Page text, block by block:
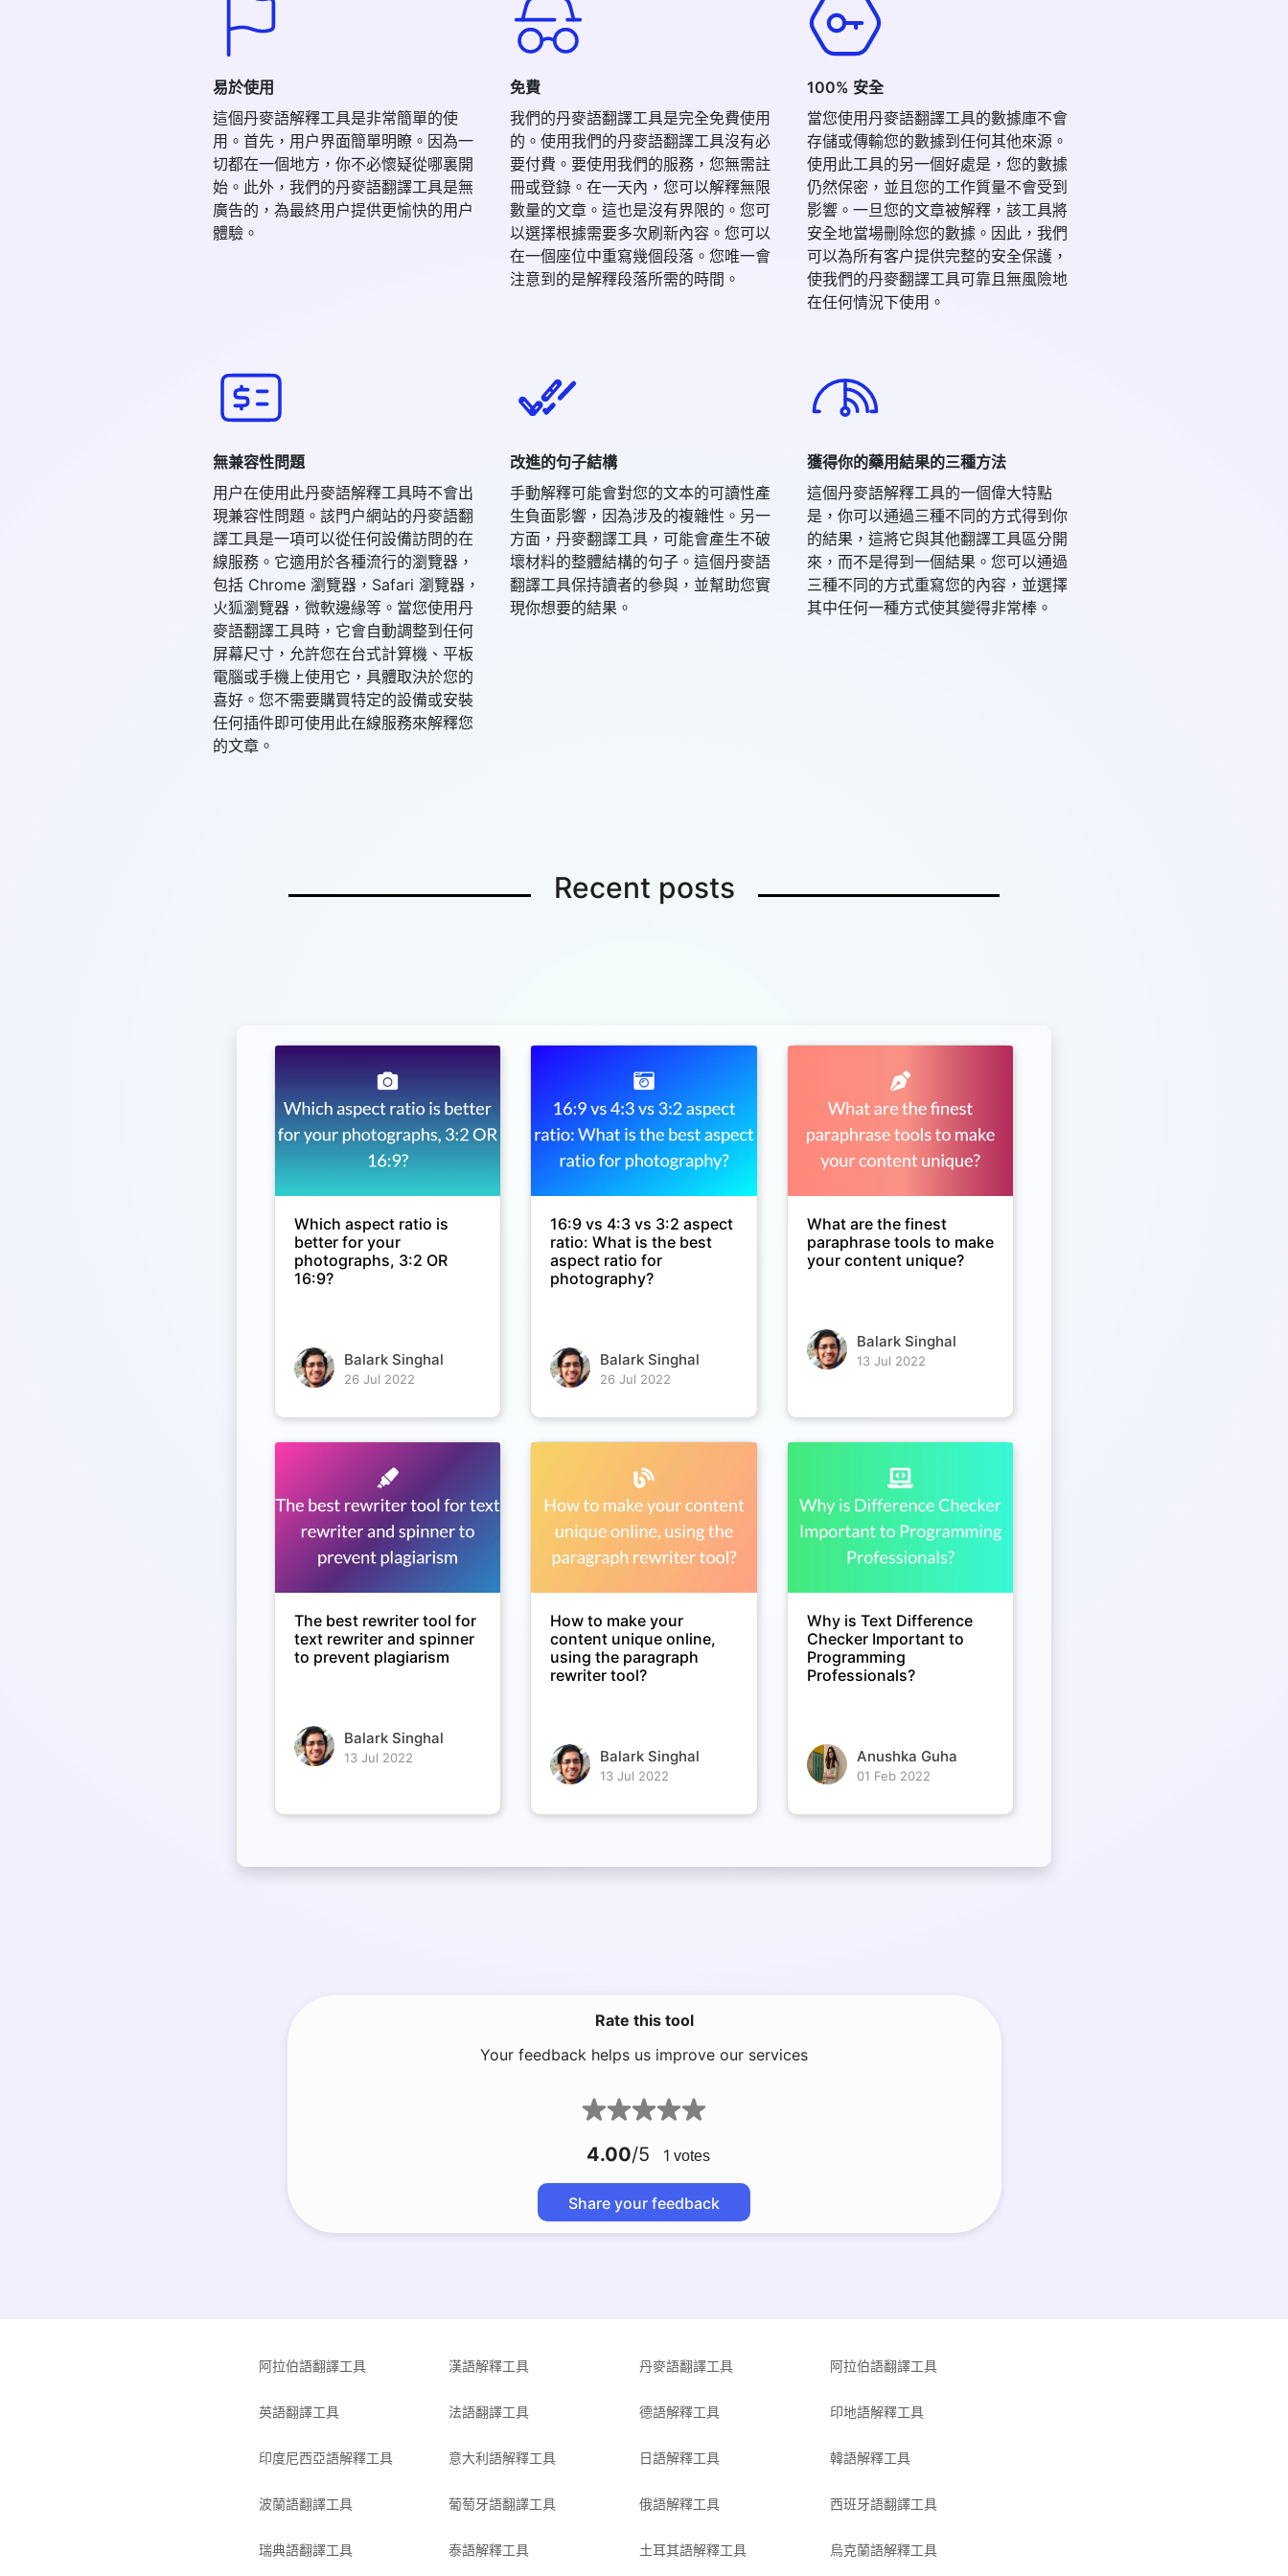
易於使用
這個丹麥語解釋工具是非常簡單的使
用。首先，用户界面簡單明瞭。因為一
切都在一個地方，你不必懷疑從哪裏開
始。此外，我們的丹麥語翻譯工具是無
廣告的，為最終用户提供更愉快的用户
體驗。
免費
我們的丹麥語翻譯工具是完全免費使用
的。使用我們的丹麥語翻譯工具沒有必
要付費。要使用我們的服務，您無需註
冊或登錄。在一天內，您可以解釋無限
數量的文章。這也是沒有界限的。您可
以選擇根據需要多次刷新內容。您可以
在一個座位中重寫幾個段落。您唯一會
注意到的是解釋段落所需的時間。
100% 安全
當您使用丹麥語翻譯工具的數據庫不會
存儲或傳輸您的數據到任何其他來源。
使用此工具的另一個好處是，您的數據
仍然保密，並且您的工作質量不會受到
影響。一旦您的文章被解釋，該工具將
安全地當場刪除您的數據。因此，我們
可以為所有客户提供完整的安全保護，
使我們的丹麥翻譯工具可靠且無風險地
在任何情況下使用。
無兼容性問題
用户在使用此丹麥語解釋工具時不會出
現兼容性問題。該門户網站的丹麥語翻
譯工具是一項可以從任何設備訪問的在
線服務。它適用於各種流行的瀏覽器，
包括 Chrome 瀏覽器，Safari 瀏覽器，
火狐瀏覽器，微軟邊緣等。當您使用丹
麥語翻譯工具時，它會自動調整到任何
屏幕尺寸，允許您在台式計算機、平板
電腦或手機上使用它，具體取決於您的
喜好。您不需要購買特定的設備或安裝
任何插件即可使用此在線服務來解釋您
的文章。
改進的句子結構
手動解釋可能會對您的文本的可讀性產
生負面影響，因為涉及的複雜性。另一
方面，丹麥翻譯工具，可能會產生不破
壞材料的整體結構的句子。這個丹麥語
翻譯工具保持讀者的參與，並幫助您實
現你想要的結果。
獲得你的藥用結果的三種方法
這個丹麥語解釋工具的一個偉大特點
是，你可以通過三種不同的方式得到你
的結果，這將它與其他翻譯工具區分開
來，而不是得到一個結果。您可以通過
三種不同的方式重寫您的內容，並選擇
其中任何一種方式使其變得非常棒。
Recent posts
Which aspect ratio is
better for your
photographs, 3:2 OR
16:9?
Balark Singhal
26 Jul 2022
16:9 vs 4:3 vs 3:2 aspect
ratio: What is the best
aspect ratio for
photography?
Balark Singhal
26 Jul 2022
What are the finest
paraphrase tools to make
your content unique?
Balark Singhal
13 Jul 2022
The best rewriter tool for
text rewriter and spinner
to prevent plagiarism
Balark Singhal
13 Jul 2022
How to make your
content unique online,
using the paragraph
rewriter tool?
Balark Singhal
13 Jul 2022
Why is Text Difference
Checker Important to
Programming
Professionals?
Anushka Guha
01 Feb 2022
Rate this tool
Your feedback helps us improve our services
4.00/5 1 votes
Share your feedback
阿拉伯語翻譯工具 漢語解釋工具 丹麥語翻譯工具 阿拉伯語翻譯工具
英語翻譯工具 法語翻譯工具 德語解釋工具 印地語解釋工具
印度尼西亞語解釋工具 意大利語解釋工具 日語解釋工具 韓語解釋工具
波蘭語翻譯工具 葡萄牙語翻譯工具 俄語解釋工具 西班牙語翻譯工具
瑞典語翻譯工具 泰語解釋工具 土耳其語解釋工具 烏克蘭語解釋工具